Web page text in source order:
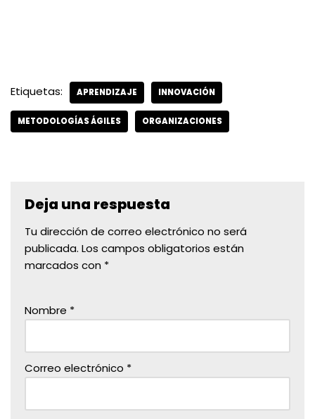
Etiquetas: APRENDIZAJE INNOVACIÓN
METODOLOGÍAS ÁGILES ORGANIZACIONES
Deja una respuesta
Tu dirección de correo electrónico no será
publicada. Los campos obligatorios están
marcados con *
Nombre *
Correo electrónico *